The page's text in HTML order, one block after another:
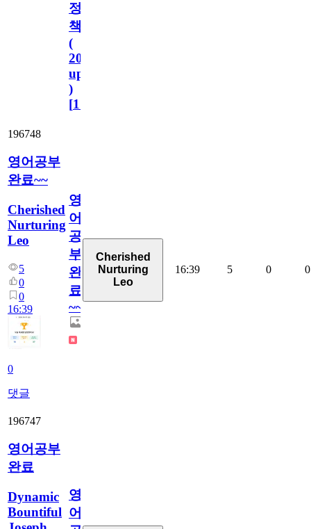
정
책
(
2023.11.1
update
)
[110
196748
영어공부
완료~~
Cherished
Nurturing
Leo
5
0
0
16:39
0
댓글
영
어
공
부
완
료
~~
Cherished
Nurturing
Leo
16:39 5 0 0
196747
영어공부
완료
Dynamic
Bountiful
영
어